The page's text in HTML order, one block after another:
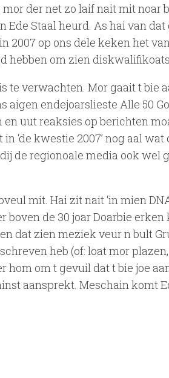
der net zo laif nait mit noar
Ede Staal heurd. As hai van
2007 op ons dele keken het
hebben om zien
te verwachten. Mor gaait t bie
endejoarslieste Alle 50
en uut reaksies op berichten
‘de kwestie 2007’ nog aal
de regionoale media ook wel
mít. Hai zit nait ‘in mien
de 30 joar Doarbie erken
dat zien meziek veur n bult
heb (of: loat mor
om t gevuil dat t bie joe
aansprekt. Meschain komt